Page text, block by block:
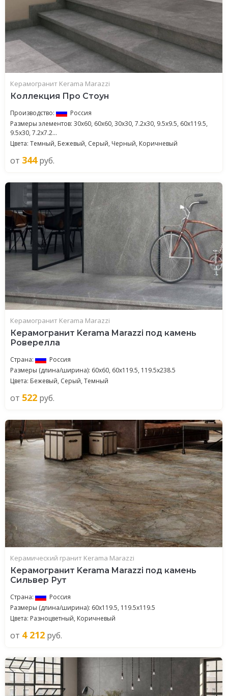
Керамогранит Kerama Marazzi
Коллекция Про Стоун
Производство:
Россия
Размеры элементов: 30x60, 60x60, 30x30, 7.2x30, 9.5x9.5, 60x119.5,
9.5x30, 7.2x7.2...
Цвета: Темный, Бежевый, Серый, Черный, Коричневый
от 344руб.
Керамогранит Kerama Marazzi
Керамогранит Kerama Marazzi под камень
Роверелла
Страна:
Россия
Размеры (длина/ширина): 60x60, 60x119.5, 119.5x238.5
Цвета: Бежевый, Серый, Темный
от 522 руб.
Керамический гранит Kerama Marazzi
Керамогранит Kerama Marazzi под камень
Сильвер Рут
Страна:
Россия
Размеры (длина/ширина): 60x119.5, 119.5x119.5
Цвета: Разноцветный, Коричневый
от 4 212 руб.